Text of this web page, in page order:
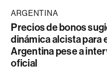
ARGENTINA
Precios de bonos
dinámica alcista para
Argentina pese a
oficial